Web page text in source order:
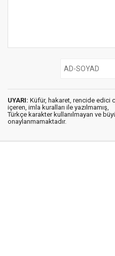
UYARI: Küfür, hakaret, rencide edici
içeren, imla kuralları ile yazılmamış,
Türkçe karakter kullanılmayan ve
onaylanmamaktadır.